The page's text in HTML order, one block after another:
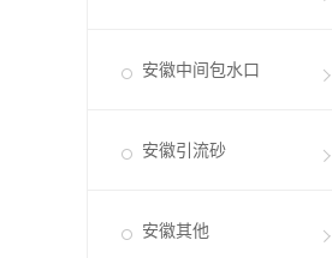
安徽中间包水口
安徽引流砂
安徽其他